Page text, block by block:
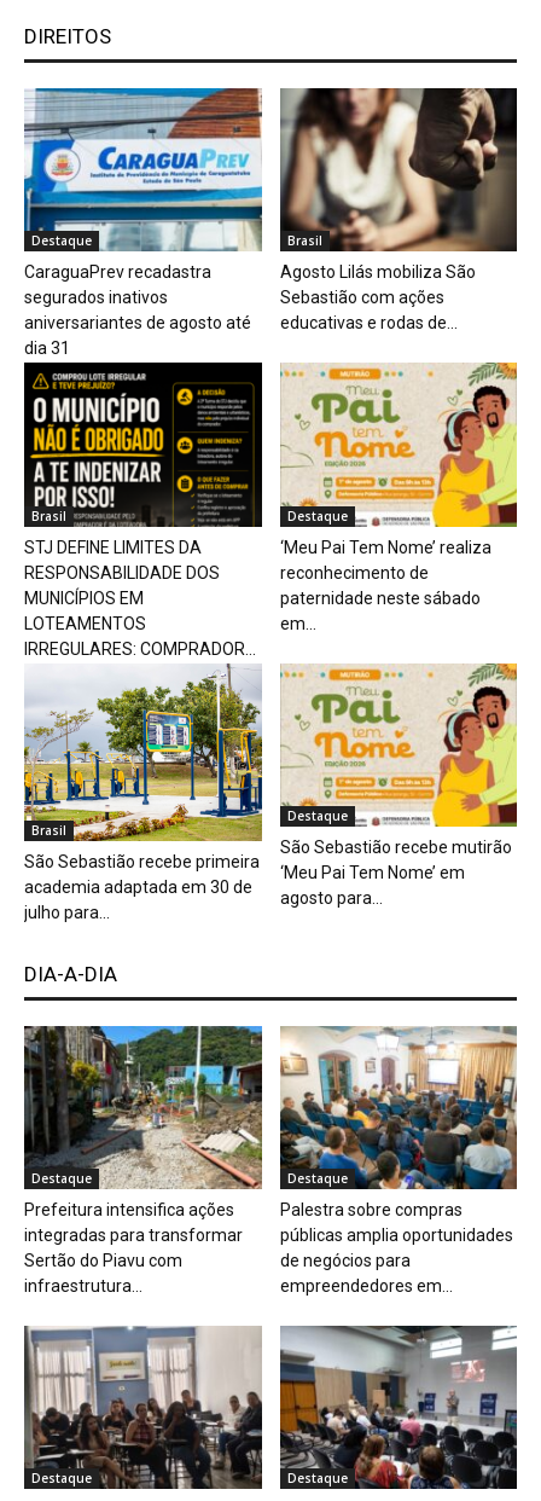
DIREITOS
Destaque
CaraguaPrev recadastra
segurados inativos
aniversariantes de agosto até
dia 31
Brasil
Agosto Lilás mobiliza São
Sebastião com ações
educativas e rodas de...
Brasil
STJ DEFINE LIMITES DA
RESPONSABILIDADE DOS
MUNICÍPIOS EM
LOTEAMENTOS
IRREGULARES: COMPRADOR...
Destaque
‘Meu Pai Tem Nome’ realiza
reconhecimento de
paternidade neste sábado
em...
Brasil
São Sebastião recebe primeira
academia adaptada em 30 de
julho para...
Destaque
São Sebastião recebe mutirão
‘Meu Pai Tem Nome’ em
agosto para...
DIA-A-DIA
Destaque
Prefeitura intensifica ações
integradas para transformar
Sertão do Piavu com
infraestrutura...
Destaque
Palestra sobre compras
públicas amplia oportunidades
de negócios para
empreendedores em...
Destaque Destaque